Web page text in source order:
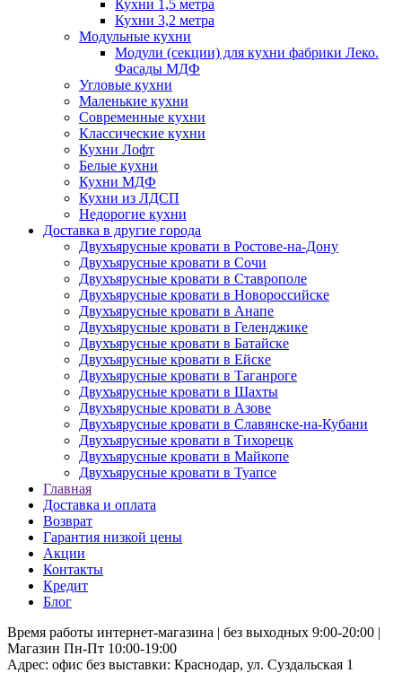
Кухни 1,5 метра
Кухни 3,2 метра
Модульные кухни
Модули (секции) для кухни фабрики Леко.
Фасады МДФ
Угловые кухни
Маленькие кухни
Современные кухни
Классические кухни
Кухни Лофт
Белые кухни
Кухни МДФ
Кухни из ЛДСП
Недорогие кухни
Доставка в другие города
Двухъярусные кровати в Ростове-на-Дону
Двухъярусные кровати в Сочи
Двухъярусные кровати в Ставрополе
Двухъярусные кровати в Новороссийске
Двухъярусные кровати в Анапе
Двухъярусные кровати в Геленджике
Двухъярусные кровати в Батайске
Двухъярусные кровати в Ейске
Двухъярусные кровати в Таганроге
Двухъярусные кровати в Шахты
Двухъярусные кровати в Азове
Двухъярусные кровати в Славянске-на-Кубани
Двухъярусные кровати в Тихорецк
Двухъярусные кровати в Майкопе
Двухъярусные кровати в Туапсе
Главная
Доставка и оплата
Возврат
Гарантия низкой цены
Акции
Контакты
Кредит
Блог
Время работы интернет-магазина | без выходных 9:00-20:00 |
Магазин Пн-Пт 10:00-19:00
Адрес: офис без выставки: Краснодар, ул. Суздальская 1